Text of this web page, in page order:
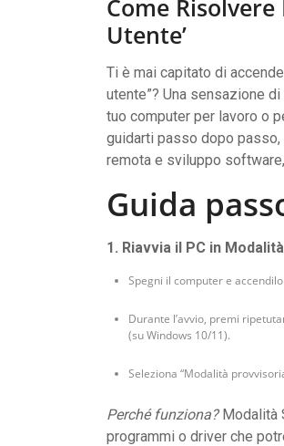
Come
Utente’
Ti è mai capitato di
utente”? Una sensazione
tuo computer per lavoro o
guidarti passo dopo
remota e sviluppo
Guida
1. Riavvia il PC in
Spegni il computer e
Durante l’avvio, premi
(su Windows 10/11).
Seleziona “Modalità
Perché funziona?Modalità
programmi o driver che